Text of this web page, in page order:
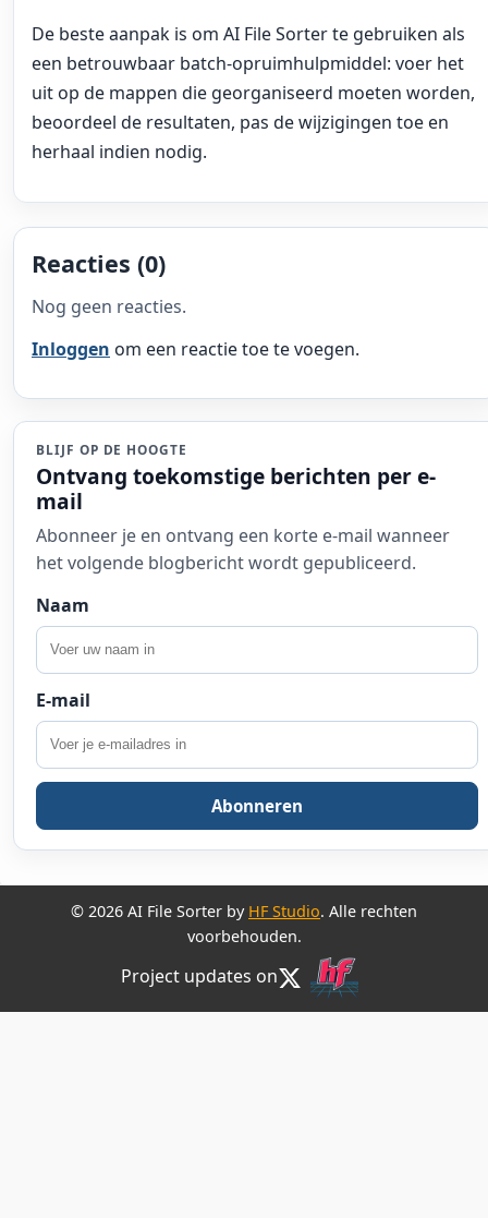
De beste aanpak is om AI File Sorter te gebruiken als
een betrouwbaar batch-opruimhulpmiddel: voer het
uit op de mappen die georganiseerd moeten worden,
beoordeel de resultaten, pas de wijzigingen toe en
herhaal indien nodig.
Reacties (0)
Nog geen reacties.
Inloggen om een reactie toe te voegen.
BLIJF OP DE HOOGTE
Ontvang toekomstige berichten per e-
mail
Abonneer je en ontvang een korte e-mail wanneer
het volgende blogbericht wordt gepubliceerd.
Naam
E-mail
Abonneren
© 2026 AI File Sorter by HF Studio. Alle rechten
voorbehouden.
Project updates on